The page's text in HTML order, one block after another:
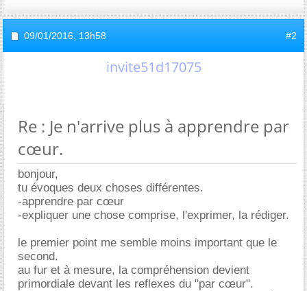
09/01/2016, 13h58 #2
invite51d17075
Re : Je n'arrive plus à apprendre par
cœur.
bonjour,
tu évoques deux choses différentes.
-apprendre par cœur
-expliquer une chose comprise, l'exprimer, la rédiger.
le premier point me semble moins important que le
second.
au fur et à mesure, la compréhension devient
primordiale devant les reflexes du "par cœur".